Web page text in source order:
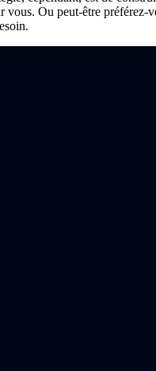
vous. Ou peut-être préférez-